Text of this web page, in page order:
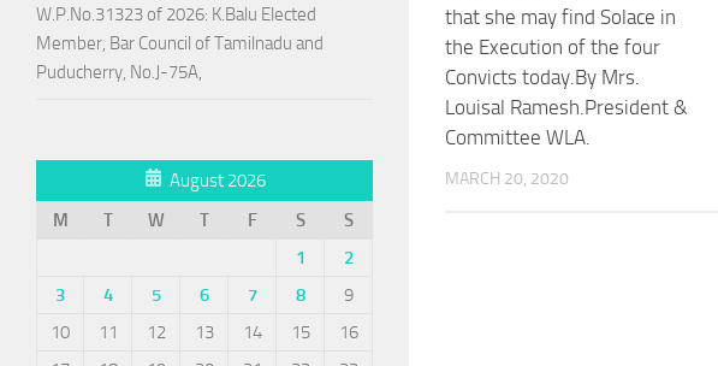
that she may find Solace in
the Execution of the four
Convicts today.By Mrs.
Louisal Ramesh.President &
Committee WLA.
MARCH 20, 2020
W.P.No.31323 of 2026: K.Balu Elected
Member, Bar Council of Tamilnadu and
Puducherry, No.J-75A,
August 2026
M
T W T F S
S
1
2
3
4 5 6 7 8
9
10
11 12 13 14 15
16